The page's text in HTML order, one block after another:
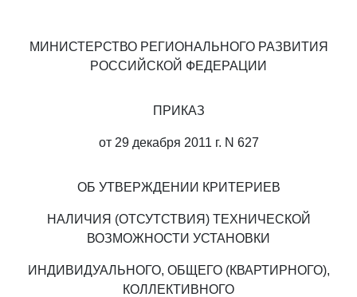
МИНИСТЕРСТВО РЕГИОНАЛЬНОГО РАЗВИТИЯ
РОССИЙСКОЙ ФЕДЕРАЦИИ
ПРИКАЗ
от 29 декабря 2011 г. N 627
ОБ УТВЕРЖДЕНИИ КРИТЕРИЕВ
НАЛИЧИЯ (ОТСУТСТВИЯ) ТЕХНИЧЕСКОЙ
ВОЗМОЖНОСТИ УСТАНОВКИ
ИНДИВИДУАЛЬНОГО, ОБЩЕГО (КВАРТИРНОГО),
КОЛЛЕКТИВНОГО